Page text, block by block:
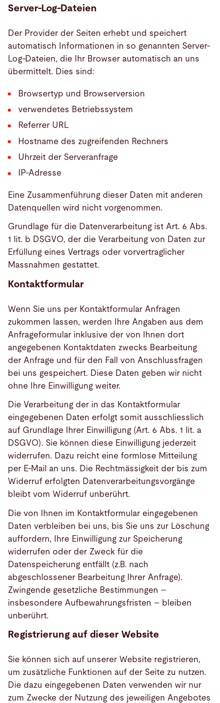
Server-Log-Dateien
Der Provider der Seiten erhebt und speichert
automatisch Informationen in so genannten Server-
Log-Dateien, die Ihr Browser automatisch an uns
übermittelt. Dies sind:
Browsertyp und Browserversion
verwendetes Betriebssystem
Referrer URL
Hostname des zugreifenden Rechners
Uhrzeit der Serveranfrage
IP-Adresse
Eine Zusammenführung dieser Daten mit anderen
Datenquellen wird nicht vorgenommen.
Grundlage für die Datenverarbeitung ist Art. 6 Abs.
1 lit. b DSGVO, der die Verarbeitung von Daten zur
Erfüllung eines Vertrags oder vorvertraglicher
Massnahmen gestattet.
Kontaktformular
Wenn Sie uns per Kontaktformular Anfragen
zukommen lassen, werden Ihre Angaben aus dem
Anfrageformular inklusive der von Ihnen dort
angegebenen Kontaktdaten zwecks Bearbeitung
der Anfrage und für den Fall von Anschlussfragen
bei uns gespeichert. Diese Daten geben wir nicht
ohne Ihre Einwilligung weiter.
Die Verarbeitung der in das Kontaktformular
eingegebenen Daten erfolgt somit ausschliesslich
auf Grundlage Ihrer Einwilligung (Art. 6 Abs. 1 lit. a
DSGVO). Sie können diese Einwilligung jederzeit
widerrufen. Dazu reicht eine formlose Mitteilung
per E-Mail an uns. Die Rechtmässigkeit der bis zum
Widerruf erfolgten Datenverarbeitungsvorgänge
bleibt vom Widerruf unberührt.
Die von Ihnen im Kontaktformular eingegebenen
Daten verbleiben bei uns, bis Sie uns zur Löschung
auffordern, Ihre Einwilligung zur Speicherung
widerrufen oder der Zweck für die
Datenspeicherung entfällt (z.B. nach
abgeschlossener Bearbeitung Ihrer Anfrage).
Zwingende gesetzliche Bestimmungen –
insbesondere Aufbewahrungsfristen – bleiben
unberührt.
Registrierung auf dieser Website
Sie können sich auf unserer Website registrieren,
um zusätzliche Funktionen auf der Seite zu nutzen.
Die dazu eingegebenen Daten verwenden wir nur
zum Zwecke der Nutzung des jeweiligen Angebotes